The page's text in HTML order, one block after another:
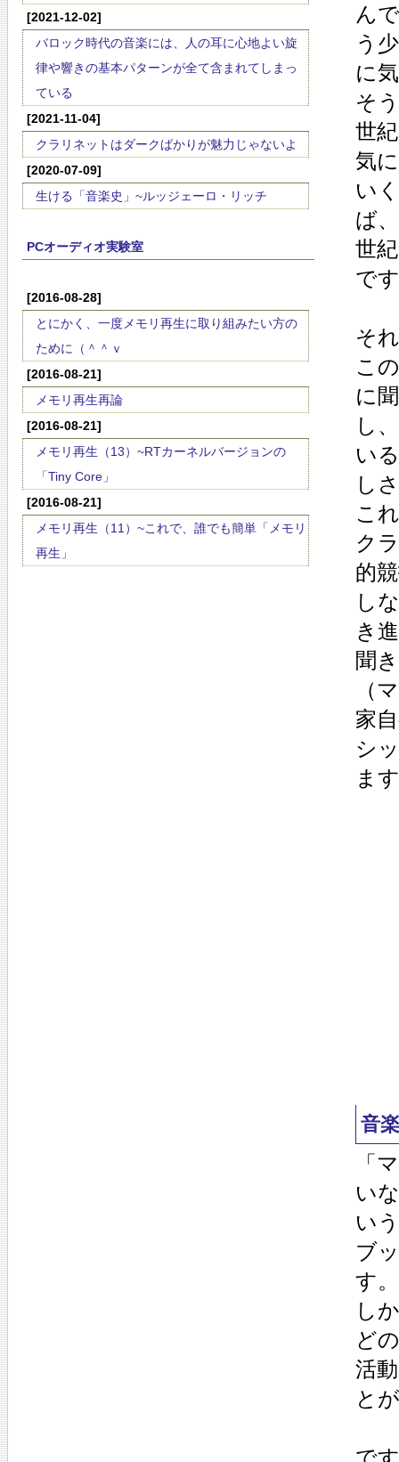
[2021-12-02]
バロック時代の音楽には、人の耳に心地よい旋
律や響きの基本パターンが全て含まれてしまっ
ている
[2021-11-04]
クラリネットはダークばかりが魅力じゃないよ
[2020-07-09]
生ける「音楽史」~ルッジェーロ・リッチ
PCオーディオ実験室
[2016-08-28]
とにかく、一度メモリ再生に取り組みたい方の
ために（＾＾ｖ
[2016-08-21]
メモリ再生再論
[2016-08-21]
メモリ再生（13）~RTカーネルバージョンの
「Tiny Core」
[2016-08-21]
メモリ再生（11）~これで、誰でも簡単「メモリ
再生」
ん
う
に
そ
世
気
い
ば
世
で
そ
こ
に
し
い
し
こ
ク
的
し
き
聞
（
家
シ
ま
音
「
い
い
ブ
す。
し
ど
活
と
で